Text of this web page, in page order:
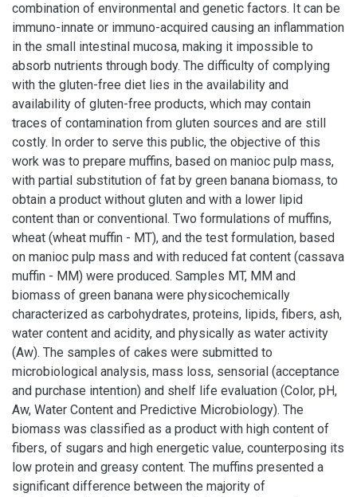
combination of environmental and genetic factors. It can be
immuno-innate or immuno-acquired causing an inflammation
in the small intestinal mucosa, making it impossible to
absorb nutrients through body. The difficulty of complying
with the gluten-free diet lies in the availability and
availability of gluten-free products, which may contain
traces of contamination from gluten sources and are still
costly. In order to serve this public, the objective of this
work was to prepare muffins, based on manioc pulp mass,
with partial substitution of fat by green banana biomass, to
obtain a product without gluten and with a lower lipid
content than or conventional. Two formulations of muffins,
wheat (wheat muffin - MT), and the test formulation, based
on manioc pulp mass and with reduced fat content (cassava
muffin - MM) were produced. Samples MT, MM and
biomass of green banana were physicochemically
characterized as carbohydrates, proteins, lipids, fibers, ash,
water content and acidity, and physically as water activity
(Aw). The samples of cakes were submitted to
microbiological analysis, mass loss, sensorial (acceptance
and purchase intention) and shelf life evaluation (Color, pH,
Aw, Water Content and Predictive Microbiology). The
biomass was classified as a product with high content of
fibers, of sugars and high energetic value, counterposing its
low protein and greasy content. The muffins presented a
significant difference between the majority of